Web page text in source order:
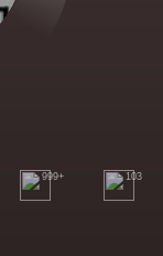
999+ 103